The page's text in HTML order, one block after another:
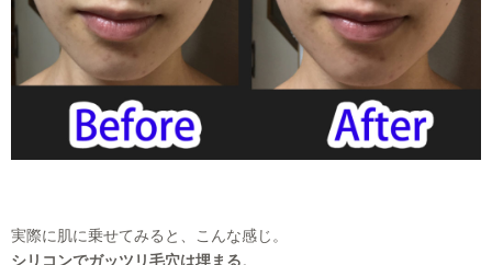
実際に肌に乗せてみると、こんな感じ。
シリコンでガッツリ毛穴は埋まる。